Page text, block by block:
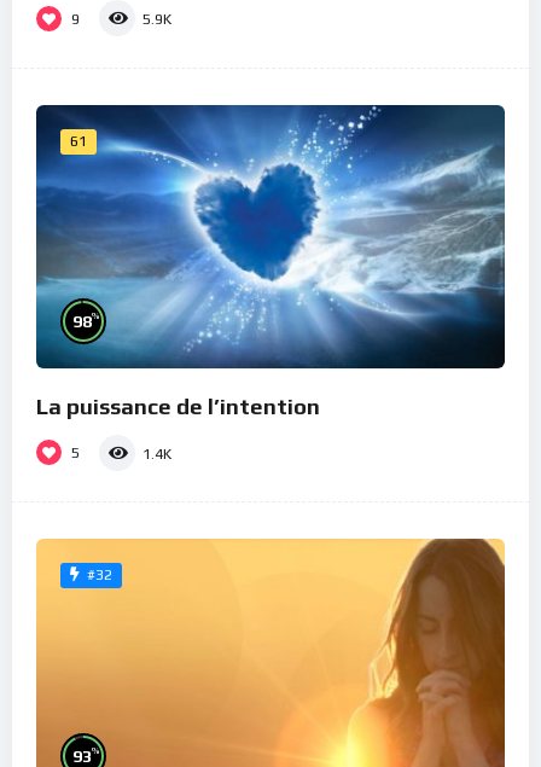
9 5.9K
61
98%
La puissance de l’intention
5 1.4K
#32
93%